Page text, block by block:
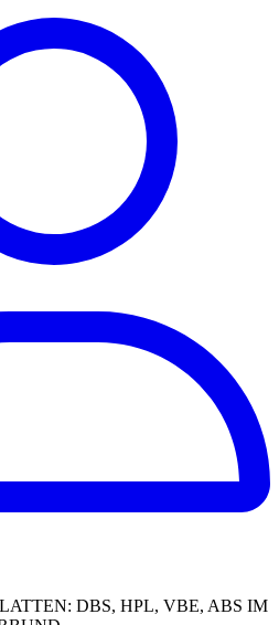
DBS, HPL, VBE, ABS IM